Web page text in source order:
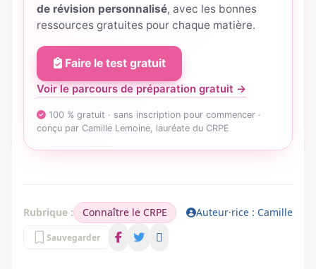
de révision personnalisé, avec les bonnes
ressources gratuites pour chaque matière.
Faire le test gratuit
Voir le parcours de préparation gratuit →
100 % gratuit · sans inscription pour commencer ·
conçu par Camille Lemoine, lauréate du CRPE
Rubrique : Connaître le CRPE Auteur·rice : Camille
Sauvegarder